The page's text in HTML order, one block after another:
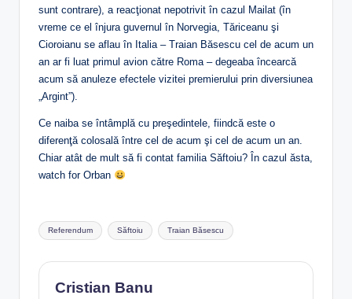
sunt contrare), a reacţionat nepotrivit în cazul Mailat (în
vreme ce el înjura guvernul în Norvegia, Tăriceanu şi
Cioroianu se aflau în Italia – Traian Băsescu cel de acum un
an ar fi luat primul avion către Roma – degeaba încearcă
acum să anuleze efectele vizitei premierului prin diversiunea
„Argint”).
Ce naiba se întâmplă cu preşedintele, fiindcă este o
diferenţă colosală între cel de acum şi cel de acum un an.
Chiar atât de mult să fi contat familia Săftoiu? În cazul ăsta,
watch for Orban
Tags:
Referendum Săftoiu Traian Băsescu
Cristian Banu